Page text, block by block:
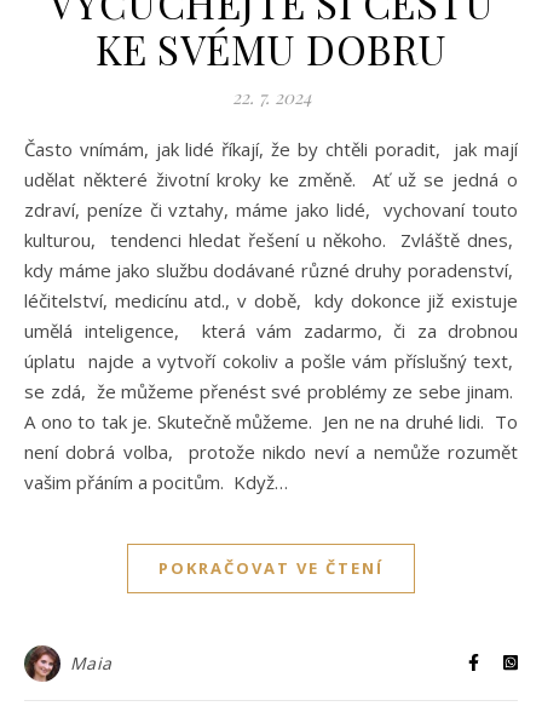
KE SVÉMU DOBRU
22. 7. 2024
Často vnímám, jak lidé říkají, že by chtěli poradit, jak mají
udělat některé životní kroky ke změně. Ať už se jedná o
zdraví, peníze či vztahy, máme jako lidé, vychovaní touto
kulturou, tendenci hledat řešení u někoho. Zvláště dnes,
kdy máme jako službu dodávané různé druhy poradenství,
léčitelství, medicínu atd., v době, kdy dokonce již existuje
umělá inteligence, která vám zadarmo, či za drobnou
úplatu najde a vytvoří cokoliv a pošle vám příslušný text,
se zdá, že můžeme přenést své problémy ze sebe jinam.
A ono to tak je. Skutečně můžeme. Jen ne na druhé lidi. To
není dobrá volba, protože nikdo neví a nemůže rozumět
vašim přáním a pocitům. Když…
POKRAČOVAT VE ČTENÍ
Maia